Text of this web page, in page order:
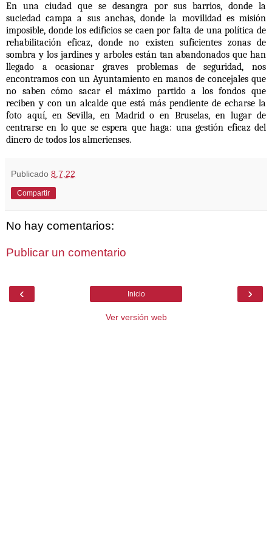
En una ciudad que se desangra por sus barrios, donde la
suciedad campa a sus anchas, donde la movilidad es misión
imposible, donde los edificios se caen por falta de una política de
rehabilitación eficaz, donde no existen suficientes zonas de
sombra y los jardines y arboles están tan abandonados que han
llegado a ocasionar graves problemas de seguridad, nos
encontramos con un Ayuntamiento en manos de concejales que
no saben cómo sacar el máximo partido a los fondos que
reciben y con un alcalde que está más pendiente de echarse la
foto aquí, en Sevilla, en Madrid o en Bruselas, en lugar de
centrarse en lo que se espera que haga: una gestión eficaz del
dinero de todos los almerienses.
Publicado 8.7.22
Compartir
No hay comentarios:
Publicar un comentario
‹ ›
Inicio
Ver versión web